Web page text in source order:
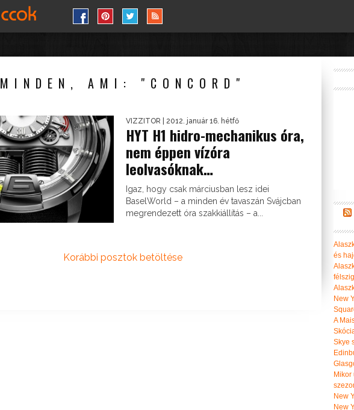
MINDEN, AMI: "CONCORD"
VIZZITOR | 2012. január 16. hétfő
HYT H1 hidro-mechanikus óra,
nem éppen vízóra
leolvasóknak…
Igaz, hogy csak márciusban lesz idei
BaselWorld – a minden év tavaszán Svájcban
megrendezett óra szakkiállítás – a...
Korábbi posztok betöltése
és
New
A
Skye
New
New